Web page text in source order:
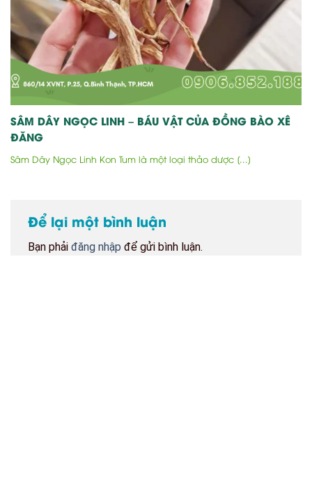
SÂM DÂY NGỌC LINH – BÁU VẬT CỦA ĐỒNG BÀO XÊ
ĐĂNG
Sâm Dây Ngọc Linh Kon Tum là một loại thảo dược [...]
Để lại một bình luận
Bạn phải đăng nhập để gửi bình luận.